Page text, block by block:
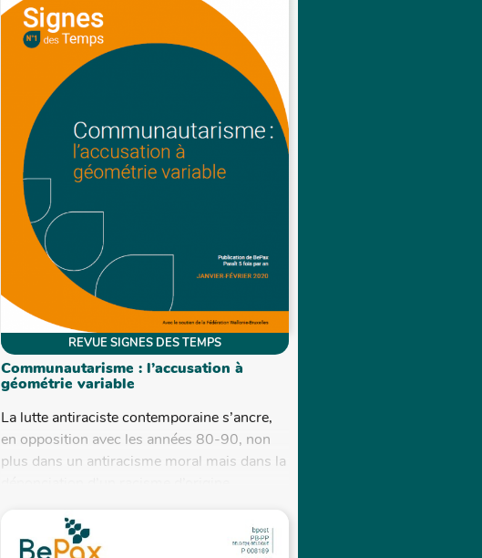
REVUE SIGNES DES TEMPS
Communautarisme : l’accusation à
géométrie variable
La lutte antiraciste contemporaine s’ancre,
en opposition avec les années 80-90, non
plus dans un antiracisme moral mais dans la